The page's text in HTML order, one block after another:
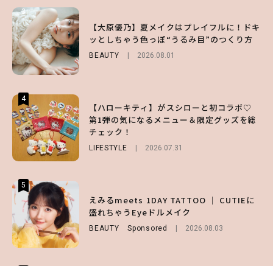
3
【大原優乃】夏メイクはプレイフルに！ドキ
ッとしちゃう色っぽ“うるみ目”のつくり方
BEAUTY 2026.08.01
4
【ハローキティ】がスシローと初コラボ♡
第1弾の気になるメニュー＆限定グッズを総
チェック！
LIFESTYLE 2026.07.31
5
えみるmeets 1DAY TATTOO ｜ CUTIEに
盛れちゃうEyeドルメイク
BEAUTY Sponsored 2026.08.03
3
る⁉ 39店舗限定『My フルーツ³ フラペチー
ノ®』を徹底レポ♡
4
【齋藤飛鳥】人生初のロブに！「意外としっ
くりくるし、すごく新鮮で心地いい」ヘアカ
ットの様子を独占でお届け♡
ENTERTAINMENT 2026.07.30
5
【森香澄】理想のスタイルはどう作る？体型
キープの秘訣や夏の過ごし方など独占インタ
ビュー！
ENTERTAINMENT 2026.07.31
3
げなく肌見せ！透け感のニュアンスを楽しめ
るマストハブアイテム4選
4
【夏ヘアのくずれ・うねりに】ヘアメイク夢
月直伝♡ ドライシャンプー「バティスト」
を使ったプロ級スタイリング3選
BEAUTY Sponsored
5
【ハローキティ】がスシローと初コラボ♡
第1弾の気になるメニュー＆限定グッズを総
チェック！
2026.07.31